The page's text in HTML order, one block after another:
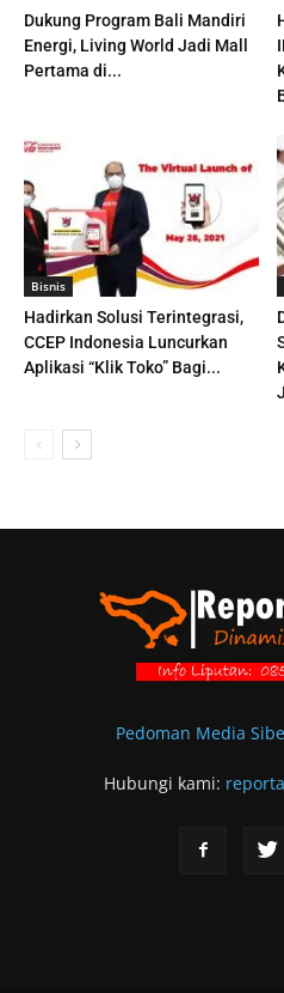
Dukung Program Bali Mandiri
Energi, Living World Jadi Mall
Pertama di...
Bisnis
Hadirkan Solusi Terintegrasi,
CCEP Indonesia Luncurkan
Aplikasi “Klik Toko” Bagi...
Pedoman Media
Hubungi kami: